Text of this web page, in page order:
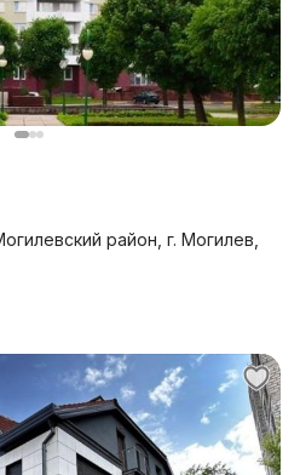
район, г. Могилев,